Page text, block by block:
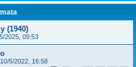
(1940)
2025, 09:53
10/5/2022, 16:58